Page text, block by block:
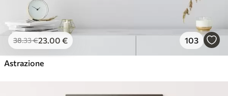
38.33€23.00 € 103
Astrazione